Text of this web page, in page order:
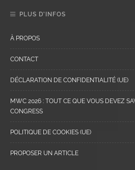
PLUS D’INFOS
À PROPOS
CONTACT
DÉCLARATION DE CONFIDENTIALITÉ (UE)
MWC 2026 : TOUT CE QUE VOUS DEVEZ
CONGRESS
POLITIQUE DE COOKIES (UE)
PROPOSER UN ARTICLE